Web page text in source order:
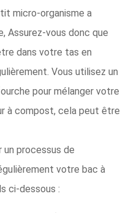
micro-organisme a
Assurez-vous donc que
dans votre tas en
Vous utilisez un
pour mélanger votre
à compost, cela peut être
un processus de
votre bac à
ci-dessous :